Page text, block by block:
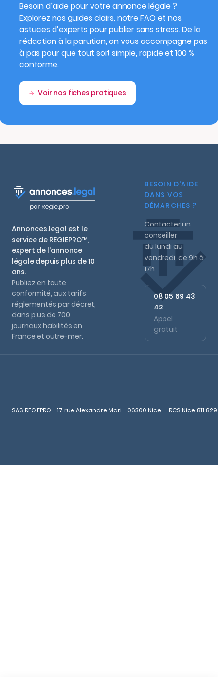
Besoin d’aide pour votre annonce légale ?
Explorez nos guides clairs, notre FAQ et nos
astuces d’experts pour publier sans stress. De la
rédaction à la parution, on vous accompagne pas
à pas pour que tout soit simple, rapide et 100 %
conforme.
Voir nos fiches pratiques
Annonces.legal est le
service de REGIEPRO™,
expert de l'annonce
légale depuis plus de 10
ans.
Publiez en toute
conformité, aux tarifs
réglementés par décret,
dans plus de 700
journaux habilités en
France et outre-mer.
BESOIN D'AIDE
DANS VOS
DÉMARCHES ?
Contacter un
conseiller
du lundi au
vendredi, de 9h à
17h
08 05 69 43
42
Appel
gratuit
SAS REGIEPRO - 17 rue Alexandre Mari - 06300 Nice — RCS Nice 811